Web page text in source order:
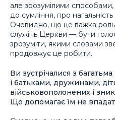
але зрозумілими
до сумління, про
Очевидно, що це важка
служінь Церкви — бути
зрозуміти, якими словами
продовжує це робити.
Ви зустрічалися з
і батьками, дружинами,
військовополонених і
Що допомагає їм не